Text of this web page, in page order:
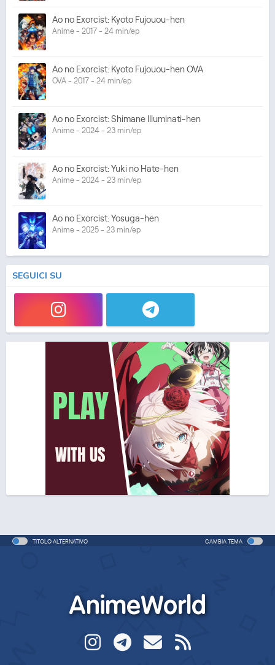
Ao no Exorcist: Kyoto Fujouou-hen
Anime - 2017 - 24 min/ep
Ao no Exorcist: Kyoto Fujouou-hen OVA
OVA - 2017 - 24 min/ep
Ao no Exorcist: Shimane Illuminati-hen
Anime - 2024 - 23 min/ep
Ao no Exorcist: Yuki no Hate-hen
Anime - 2024 - 23 min/ep
Ao no Exorcist: Yosuga-hen
Anime - 2025 - 23 min/ep
SEGUICI SU
TITOLO ALTERNATIVO CAMBIA TEMA
AnimeWorld